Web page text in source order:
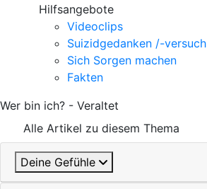
Hilfsangebote
Videoclips
Suizidgedanken /-versuch
Sich Sorgen machen
Fakten
Wer bin ich? - Veraltet
Alle Artikel zu diesem Thema
Deine Gefühle